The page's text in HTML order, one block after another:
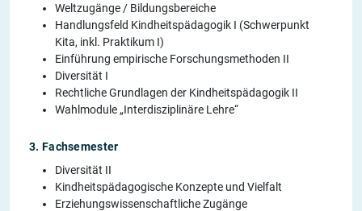
Weltzugänge / Bildungsbereiche
Handlungsfeld Kindheitspädagogik I (Schwerpunkt
Kita, inkl. Praktikum I)
Einführung empirische Forschungsmethoden II
Diversität I
Rechtliche Grundlagen der Kindheitspädagogik II
Wahlmodule „Interdisziplinäre Lehre“
3. Fachsemester
Diversität II
Kindheitspädagogische Konzepte und Vielfalt
Erziehungswissenschaftliche Zugänge